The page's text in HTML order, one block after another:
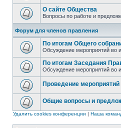
О сайте Общества
Вопросы по работе и
Форум для членов правления
По итогам Общего
Обсуждение мероприятий во
По итогам Заседания
Обсуждение мероприятий во
Проведение мероприятий
Общие вопросы и
Удалить cookies конференции | Наша